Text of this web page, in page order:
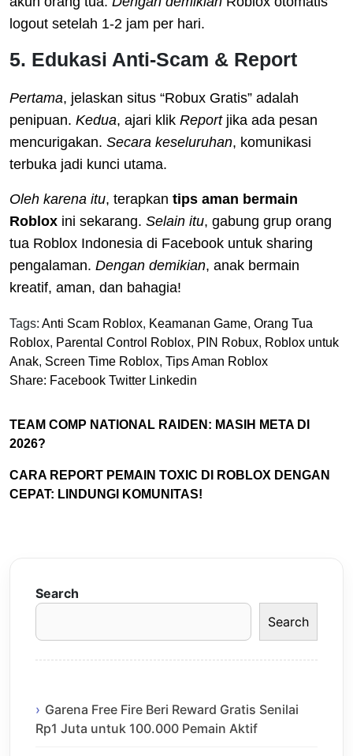
logout setelah 1-2 jam per hari.
5. Edukasi Anti-Scam & Report
Pertama, jelaskan situs “Robux Gratis” adalah
penipuan. Kedua, ajari klik Reportjika ada pesan
mencurigakan. Secara keseluruhan, komunikasi
terbuka jadi kunci utama.
Oleh karena itu, terapkan tips aman bermain
Roblox ini sekarang. Selain itu, gabung grup orang
tua Roblox Indonesia di Facebook untuk sharing
pengalaman. Dengan demikian, anak bermain
kreatif, aman, dan bahagia!
Tags: Anti Scam Roblox, Keamanan Game, Orang Tua
Roblox, Parental Control Roblox, PIN Robux, Roblox untuk
Anak, Screen Time Roblox, Tips Aman Roblox
Share: Facebook Twitter Linkedin
TEAM COMP NATIONAL RAIDEN: MASIH META DI
2026?
CARA REPORT PEMAIN TOXIC DI ROBLOX DENGAN
CEPAT: LINDUNGI KOMUNITAS!
Search
Search
Garena Free Fire Beri Reward Gratis Senilai
Rp1 Juta untuk 100.000 Pemain Aktif